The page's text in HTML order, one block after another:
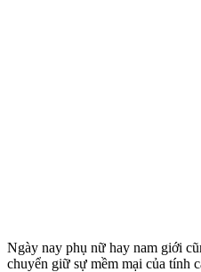
Ngày nay phụ nữ hay nam giới
chuyển giữ sự mềm mại của tính